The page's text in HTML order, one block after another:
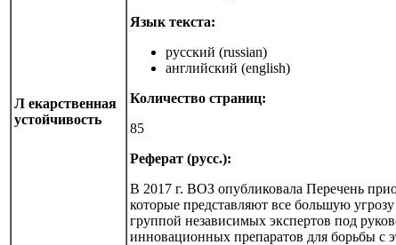
Л екарственная
устойчивость
Язык текста:
русский (russian)
английский (english)
Количество страниц:
85
Реферат (русс.):
В 2017 г. ВОЗ опубликовала Перечень
которые представляют все большую
группой независимых экспертов под
инновационных препаратов для борьбы с